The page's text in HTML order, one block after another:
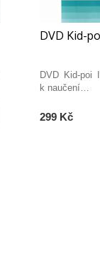
DVD Kid-
DVD Kid-poi
k naučení…
299 Kč